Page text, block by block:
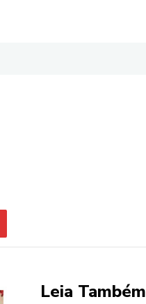
Leia Também